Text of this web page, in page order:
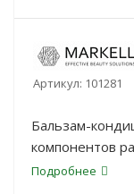
Артикул: 101281
Бальзам-
компонентов
специально
Подробнее